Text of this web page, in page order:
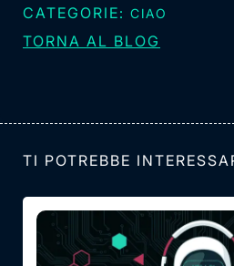
r
o
*
CATEGORIE: CIAO
TORNA AL BLOG
TI POTREBBE